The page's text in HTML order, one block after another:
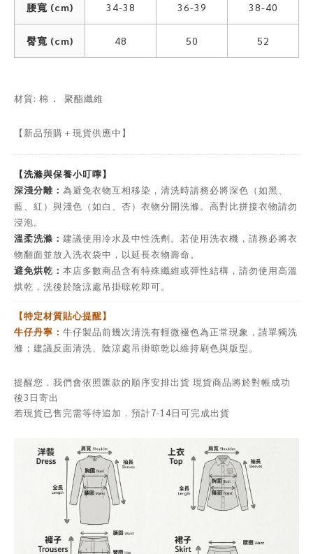
腰寬 (cm) 34-38 36-39 38-40
臀寬 (cm) 48 50 52
材質: 棉 ． 聚酯纖維
【新品預購＋現貨供應中】
【洗滌與保養小叮嚀】
深淺分離： 為避免衣物互相移染，清洗時請務必將深色（如黑、
藍、紅）與淺色（如白、杏）衣物分開洗滌。高對比拼接衣物請勿
浸泡。
溫柔洗滌： 建議使用冷水及中性洗劑。若使用洗衣機，請務必將衣
物翻面並放入洗衣袋中，以延長衣物壽命。
避免烘乾： 本店多數商品含有特殊纖維或彈性結構，請勿使用高溫
烘乾，洗後於陰涼處吊掛晾乾即可。
【特定材質貼心提醒】
牛仔丹寧： 牛仔製品前幾次清洗有輕微褪色為正常現象，請單獨洗
滌；建議反面清洗、陰涼處吊掛晾乾以維持刷色與版型。
提醒您．我們會依照匯款的順序安排出貨 現貨商品將於對帳成功
後3日寄出
若現貨已售完需等待追加．預計7-14日可完成出貨